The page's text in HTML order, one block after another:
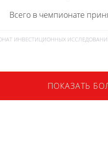
Всего в чемпионате
ИНВЕСТИЦИОННЫХ
ПОКАЗАТЬ